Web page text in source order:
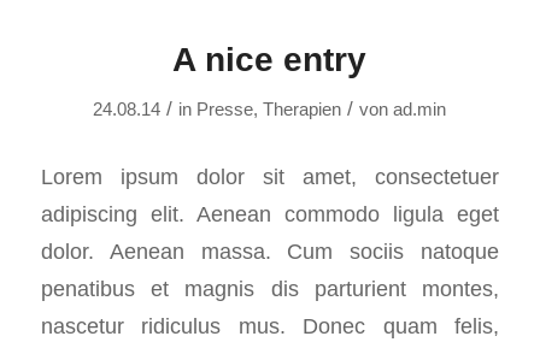
A nice entry
24.08.14 / in Presse,Therapien / vonad.min
Lorem ipsum dolor sit amet, consectetuer
adipiscing elit. Aenean commodo ligula eget
dolor. Aenean massa. Cum sociis natoque
penatibus et magnis dis parturient montes,
nascetur ridiculus mus. Donec quam felis,